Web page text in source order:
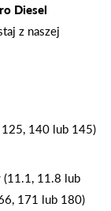
Diesel
z naszej
140 lub 145)
11.8 lub
171 lub 180)